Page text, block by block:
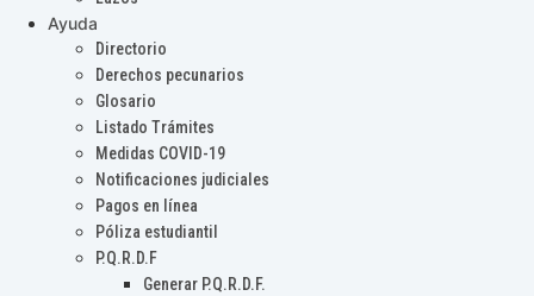
Ayuda
Directorio
Derechos pecunarios
Glosario
Listado Trámites
Medidas COVID-19
Notificaciones judiciales
Pagos en línea
Póliza estudiantil
P.Q.R.D.F
Generar P.Q.R.D.F.